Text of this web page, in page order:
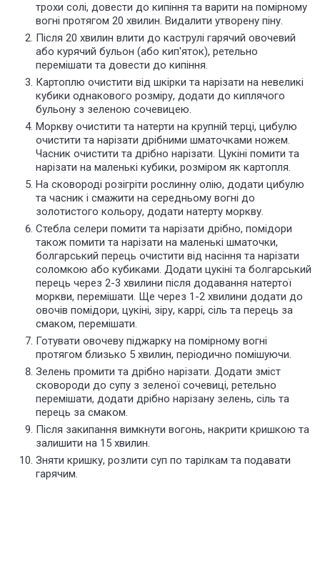
трохи солі, довести до кипіння та варити на помірному
вогні протягом 20 хвилин. Видалити утворену піну.
Після 20 хвилин влити до каструлі гарячий овочевий
або курячий бульон (або кип'яток), ретельно
перемішати та довести до кипіння.
Картоплю очистити від шкірки та нарізати на невеликі
кубики однакового розміру, додати до киплячого
бульону з зеленою сочевицею.
Моркву очистити та натерти на крупній терці, цибулю
очистити та нарізати дрібними шматочками ножем.
Часник очистити та дрібно нарізати. Цукіні помити та
нарізати на маленькі кубики, розміром як картопля.
На сковороді розігріти рослинну олію, додати цибулю
та часник і смажити на середньому вогні до
золотистого кольору, додати натерту моркву.
Стебла селери помити та нарізати дрібно, помідори
також помити та нарізати на маленькі шматочки,
болгарський перець очистити від насіння та нарізати
соломкою або кубиками. Додати цукіні та болгарський
перець через 2-3 хвилини після додавання натертої
моркви, перемішати. Ще через 1-2 хвилини додати до
овочів помідори, цукіні, зіру, каррі, сіль та перець за
смаком, перемішати.
Готувати овочеву піджарку на помірному вогні
протягом близько 5 хвилин, періодично помішуючи.
Зелень промити та дрібно нарізати. Додати зміст
сковороди до супу з зеленої сочевиці, ретельно
перемішати, додати дрібно нарізану зелень, сіль та
перець за смаком.
Після закипання вимкнути вогонь, накрити кришкою та
залишити на 15 хвилин.
Зняти кришку, розлити суп по тарілкам та подавати
гарячим.